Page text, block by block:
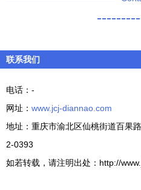
联系我们
电话：-
网址： www.jcj-diannao.com
地址：重庆市渝北区仙桃街道百果
2-0393
如若转载，请注明出处：http://